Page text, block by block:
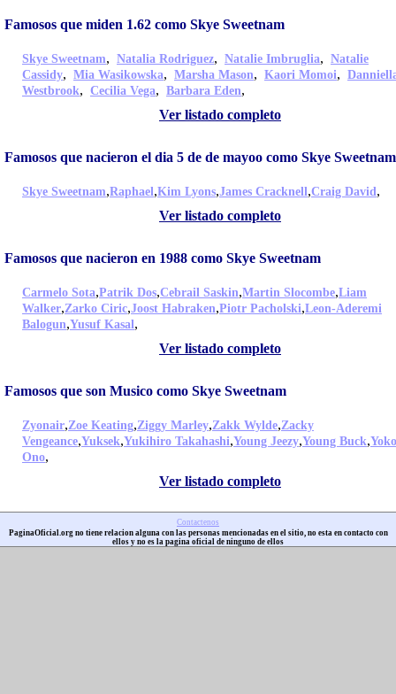
Famosos que miden 1.62 como Skye Sweetnam
Skye Sweetnam, Natalia Rodriguez, Natalie Imbruglia, Natalie
Cassidy, Mia Wasikowska, Marsha Mason, Kaori Momoi,
Westbrook, Cecilia Vega, Barbara Eden,
Ver listado completo
Famosos que nacieron el dia 5 de de mayoo como Skye Sweetnam
Skye Sweetnam,Raphael,Kim Lyons,James Cracknell,Craig David,
Ver listado completo
Famosos que nacieron en 1988 como Skye Sweetnam
Carmelo Sota,Patrik Dos,Cebrail Saskin,Martin Slocombe,Liam
Walker,Zarko Ciric,Joost Habraken,Piotr Pacholski,Leon-Aderemi
Balogun,Yusuf Kasal,
Ver listado completo
Famosos que son Musico como Skye Sweetnam
Zyonair,Zoe Keating,Ziggy Marley,Zakk Wylde,Zacky
Vengeance,Yuksek,Yukihiro Takahashi,Young Jeezy,Young Buck,Yoko
Ono,
Ver listado completo
Contactenos
PaginaOficial.org no tiene relacion alguna con las personas mencionadas en el sitio, no esta en contacto con
ellos y no es la pagina oficial de ninguno de ellos